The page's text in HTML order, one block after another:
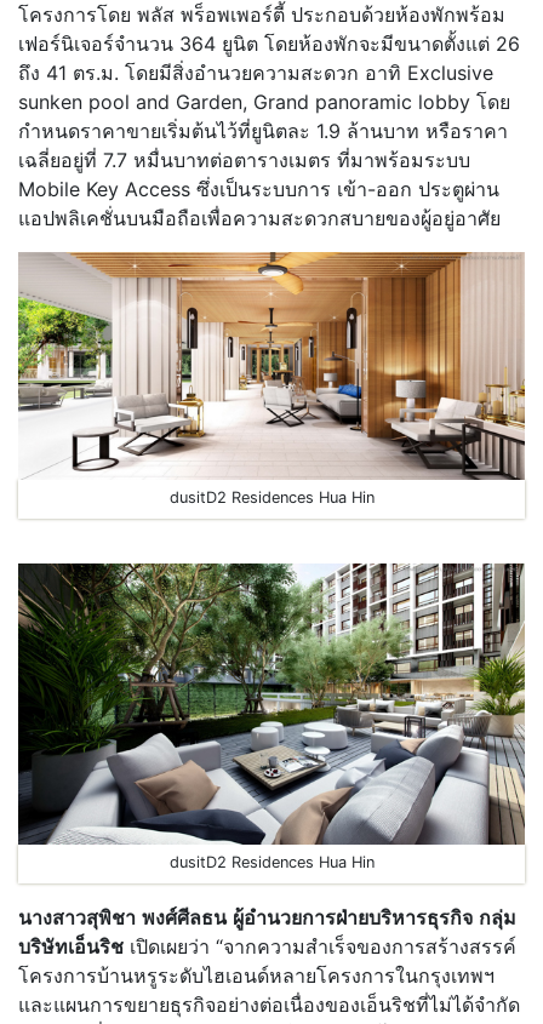
โครงการโดย พลัส พร็อพเพอร์ตี้ ประกอบด้วยห้องพักพร้อม
เฟอร์นิเจอร์จำนวน 364 ยูนิต โดยห้องพักจะมีขนาดตั้งแต่ 26
ถึง 41 ตร.ม. โดยมีสิ่งอำนวยความสะดวก อาทิ Exclusive
sunken pool and Garden, Grand panoramic lobby โดย
กำหนดราคาขายเริ่มต้นไว้ที่ยูนิตละ 1.9 ล้านบาท หรือราคา
เฉลี่ยอยู่ที่ 7.7 หมื่นบาทต่อตารางเมตร ที่มาพร้อมระบบ
Mobile Key Access ซึ่งเป็นระบบการ เข้า-ออก ประตูผ่าน
แอปพลิเคชั่นบนมือถือเพื่อความสะดวกสบายของผู้อยู่อาศัย
dusitD2 Residences Hua Hin
dusitD2 Residences Hua Hin
นางสาวสุพิชา พงศ์ศีลธน ผู้อำนวยการฝ่ายบริหารธุรกิจ กลุ่ม
บริษัทเอ็นริช เปิดเผยว่า “จากความสำเร็จของการสร้างสรรค์
โครงการบ้านหรูระดับไฮเอนด์หลายโครงการในกรุงเทพฯ
และแผนการขยายธุรกิจอย่างต่อเนื่องของเอ็นริชที่ไม่ได้จำกัด